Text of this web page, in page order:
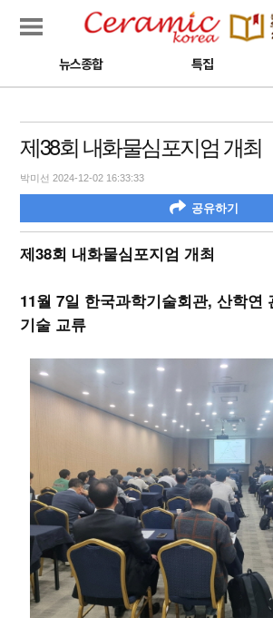
뉴스종합 특집
제38회 내화물심포지엄 개최
박미선 2024-12-02 16:33:33
공유하기
제38회 내화물심포지엄 개최
11월 7일 한국과학기술회관, 산학연
기술 교류